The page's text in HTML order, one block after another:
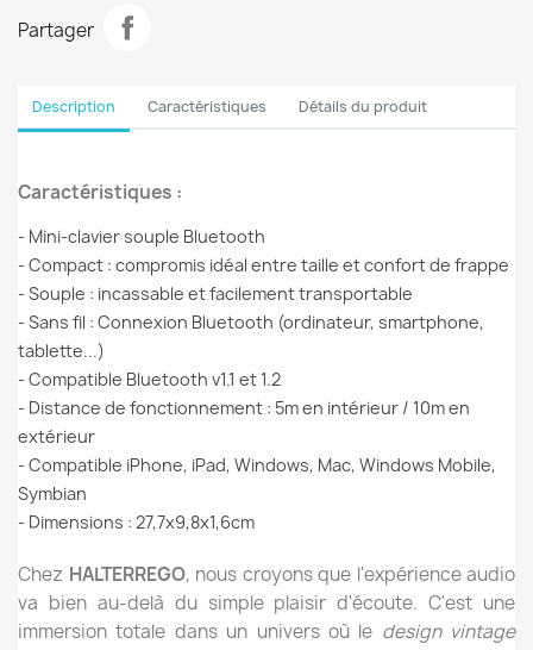
Partager
Description Caractéristiques Détails du produit
Caractéristiques :
- Mini-clavier souple Bluetooth
- Compact : compromis idéal entre taille et confort de frappe
- Souple : incassable et facilement transportable
- Sans fil : Connexion Bluetooth (ordinateur, smartphone,
tablette...)
- Compatible Bluetooth v1.1 et 1.2
- Distance de fonctionnement : 5m en intérieur / 10m en
extérieur
- Compatible iPhone, iPad, Windows, Mac, Windows Mobile,
Symbian
- Dimensions : 27,7x9,8x1,6cm
Chez HALTERREGO, nous croyons que l'expérience audio
va bien au-delà du simple plaisir d'écoute. C'est une
immersion totale dans un univers où le design vintage